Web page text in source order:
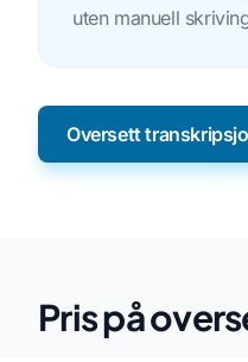
uten manuell
Oversett
Pris på